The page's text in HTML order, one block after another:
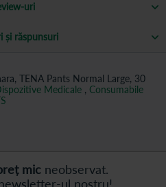
uri
și răspunsuri
TENA Pants Normal Large, 30
Medicale , Consumabile
mic neobservat.
ul nostru!